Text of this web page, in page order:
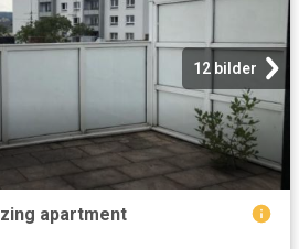
12 bilder
apartment